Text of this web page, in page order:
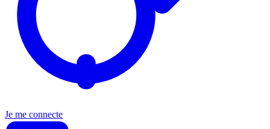
Je me connecte